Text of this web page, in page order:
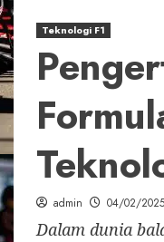
Teknologi F1
admin 04/02/2025
Dalam dunia